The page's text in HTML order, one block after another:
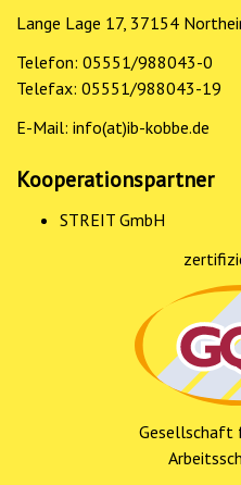
Lange Lage 17, 37154
Telefon: 05551/988043-0
Telefax: 05551/988043-19
E-Mail: info(at)ib-kobbe.de
Kooperationspartner
STREIT GmbH
Gesellschaft